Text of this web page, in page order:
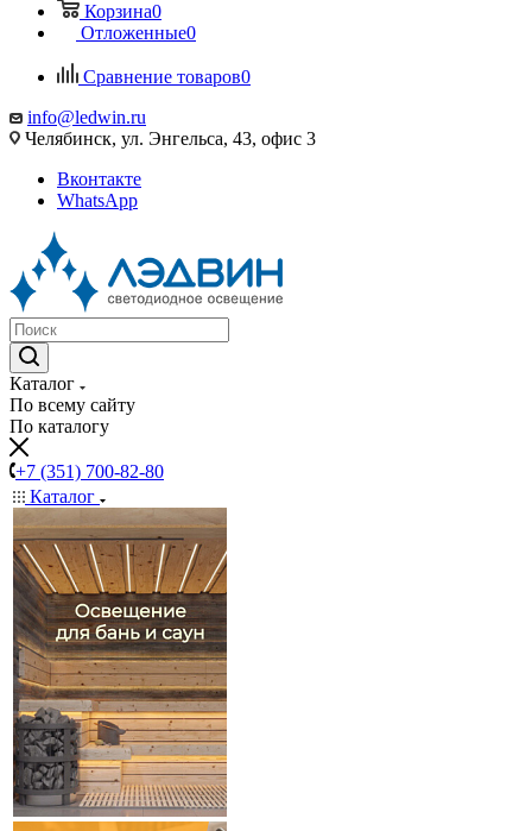
Корзина0
Отложенные0
Сравнение товаров0
info@ledwin.ru
Челябинск, ул. Энгельса, 43, офис 3
Вконтакте
WhatsApp
Каталог
По всему сайту
По каталогу
+7 (351) 700-82-80
Каталог